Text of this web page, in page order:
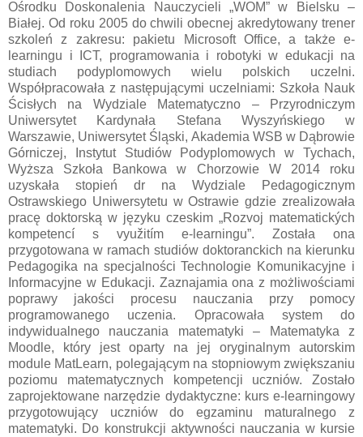
Ośrodku Doskonalenia Nauczycieli „WOM” w Bielsku –
Białej. Od roku 2005 do chwili obecnej akredytowany trener
szkoleń z zakresu: pakietu Microsoft Office, a także e-
learningu i ICT, programowania i robotyki w edukacji na
studiach podyplomowych wielu polskich uczelni.
Współpracowała z następującymi uczelniami: Szkoła Nauk
Ścisłych na Wydziale Matematyczno – Przyrodniczym
Uniwersytet Kardynała Stefana Wyszyńskiego w
Warszawie, Uniwersytet Śląski, Akademia WSB w Dąbrowie
Górniczej, Instytut Studiów Podyplomowych w Tychach,
Wyższa Szkoła Bankowa w Chorzowie W 2014 roku
uzyskała stopień dr na Wydziale Pedagogicznym
Ostrawskiego Uniwersytetu w Ostrawie gdzie zrealizowała
pracę doktorską w języku czeskim „Rozvoj matematických
kompetencí s využitím e-learningu”. Została ona
przygotowana w ramach studiów doktoranckich na kierunku
Pedagogika na specjalności Technologie Komunikacyjne i
Informacyjne w Edukacji. Zaznajamia ona z możliwościami
poprawy jakości procesu nauczania przy pomocy
programowanego uczenia. Opracowała system do
indywidualnego nauczania matematyki – Matematyka z
Moodle, który jest oparty na jej oryginalnym autorskim
module MatLearn, polegającym na stopniowym zwiększaniu
poziomu matematycznych kompetencji uczniów. Zostało
zaprojektowane narzędzie dydaktyczne: kurs e-learningowy
przygotowujący uczniów do egzaminu maturalnego z
matematyki. Do konstrukcji aktywności nauczania w kursie